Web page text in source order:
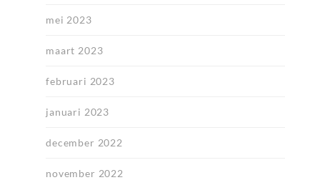
mei 2023
maart 2023
februari 2023
januari 2023
december 2022
november 2022